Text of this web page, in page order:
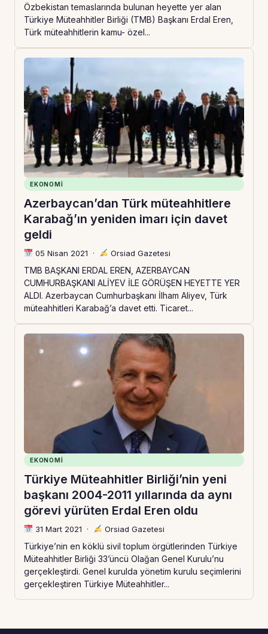
Özbekistan temaslarında bulunan heyette yer alan
Türkiye Müteahhitler Birliği (TMB) Başkanı Erdal Eren,
Türk müteahhitlerin kamu- özel...
EKONOMI
Azerbaycan’dan Türk müteahhitlere
Karabağ’ın yeniden imarı için davet
geldi
05 Nisan 2021 · Orsiad Gazetesi
TMB BAŞKANI ERDAL EREN, AZERBAYCAN
CUMHURBAŞKANI ALİYEV İLE GÖRÜŞEN HEYETTE YER
ALDI. Azerbaycan Cumhurbaşkanı İlham Aliyev, Türk
müteahhitleri Karabağ’a davet etti. Ticaret...
EKONOMI
Türkiye Müteahhitler Birliği’nin yeni
başkanı 2004-2011 yıllarında da aynı
görevi yürüten Erdal Eren oldu
31 Mart 2021 · Orsiad Gazetesi
Türkiye’nin en köklü sivil toplum örgütlerinden Türkiye
Müteahhitler Birliği 33’üncü Olağan Genel Kurulu’nu
gerçekleştirdi. Genel kurulda yönetim kurulu seçimlerini
gerçekleştiren Türkiye Müteahhitler...